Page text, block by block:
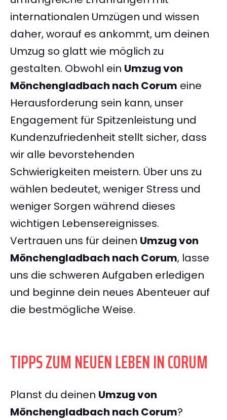
internationalen Umzügen und wissen
daher, worauf es ankommt, um deinen
Umzug so glatt wie möglich zu
gestalten. Obwohl ein Umzug von
Mönchengladbach nach Corum eine
Herausforderung sein kann, unser
Engagement für Spitzenleistung und
Kundenzufriedenheit stellt sicher, dass
wir alle bevorstehenden
Schwierigkeiten meistern. Über uns zu
wählen bedeutet, weniger Stress und
weniger Sorgen während dieses
wichtigen Lebensereignisses.
Vertrauen uns für deinen Umzug von
Mönchengladbach nach Corum, lasse
uns die schweren Aufgaben erledigen
und beginne dein neues Abenteuer auf
die bestmögliche Weise.
TIPPS ZUM NEUEN LEBEN IN CORUM
Planst du deinen Umzug von
Mönchengladbach nach Corum?